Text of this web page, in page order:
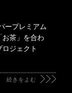
ープレミアム
お茶」を合わ
ジェクト
続きをよむ